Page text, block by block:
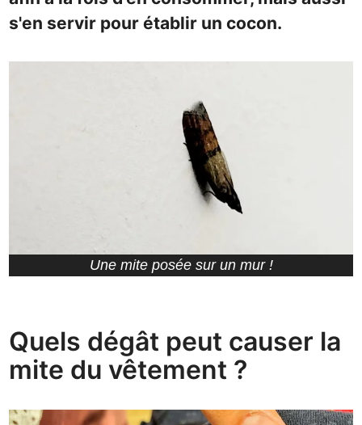
s'en servir pour établir un cocon.
Une mite posée sur un mur !
Quels dégât peut causer la
mite du vêtement ?